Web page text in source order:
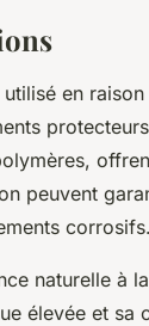
en
peuvent
naturelle à
élevée et sa